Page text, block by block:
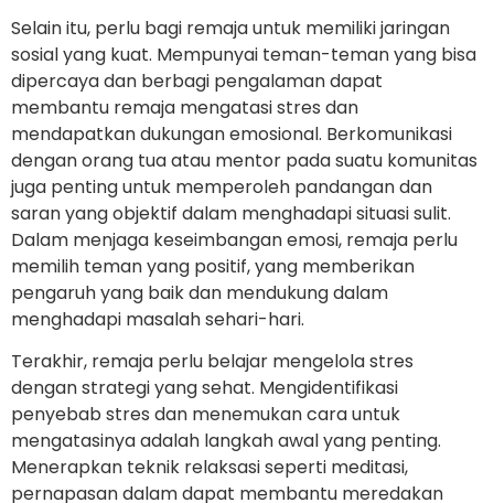
Selain itu, perlu bagi remaja untuk memiliki jaringan
sosial yang kuat. Mempunyai teman-teman yang bisa
dipercaya dan berbagi pengalaman dapat
membantu remaja mengatasi stres dan
mendapatkan dukungan emosional. Berkomunikasi
dengan orang tua atau mentor pada suatu komunitas
juga penting untuk memperoleh pandangan dan
saran yang objektif dalam menghadapi situasi sulit.
Dalam menjaga keseimbangan emosi, remaja perlu
memilih teman yang positif, yang memberikan
pengaruh yang baik dan mendukung dalam
menghadapi masalah sehari-hari.
Terakhir, remaja perlu belajar mengelola stres
dengan strategi yang sehat. Mengidentifikasi
penyebab stres dan menemukan cara untuk
mengatasinya adalah langkah awal yang penting.
Menerapkan teknik relaksasi seperti meditasi,
pernapasan dalam dapat membantu meredakan